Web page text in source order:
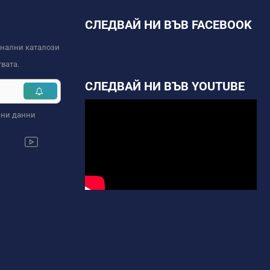
каталози
данни
СЛЕДВАЙ НИ ВЪВ FACEBOOK
СЛЕДВАЙ НИ ВЪВ YOUTUBE